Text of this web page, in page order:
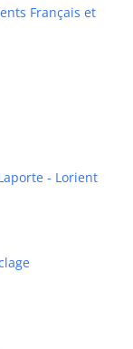
Français et
- Lorient